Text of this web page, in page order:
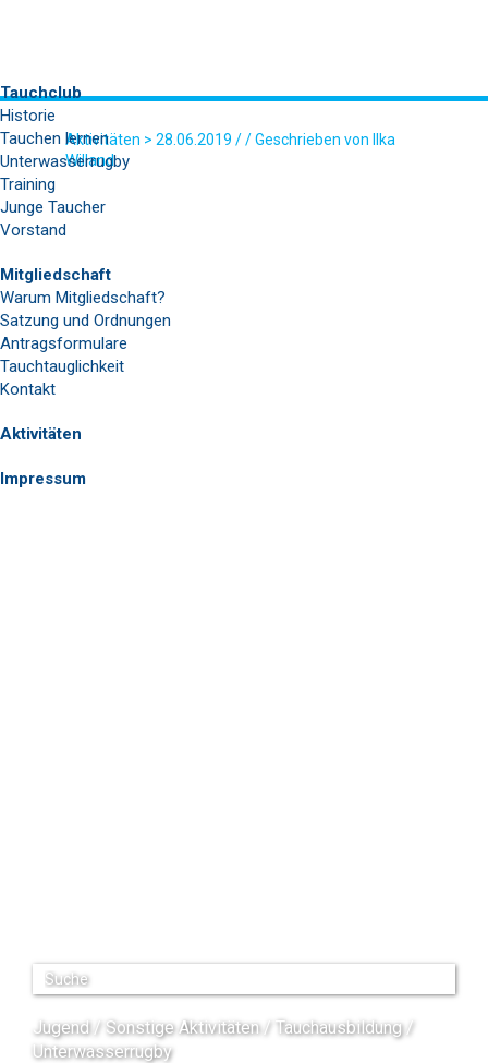
Tauchclub
Historie
Tauchen lernen
Unterwasserrugby
Training
Junge Taucher
Vorstand
Mitgliedschaft
Warum Mitgliedschaft?
Satzung und Ordnungen
Antragsformulare
Tauchtauglichkeit
Kontakt
Aktivitäten
Impressum
Aktivitäten > 28.06.2019 / / Geschrieben von Ilka
Willand
48122361636_2B3B498414_Z
Jugend Sonstige Aktivitäten
Tauchausbildung
Unterwasserrugby